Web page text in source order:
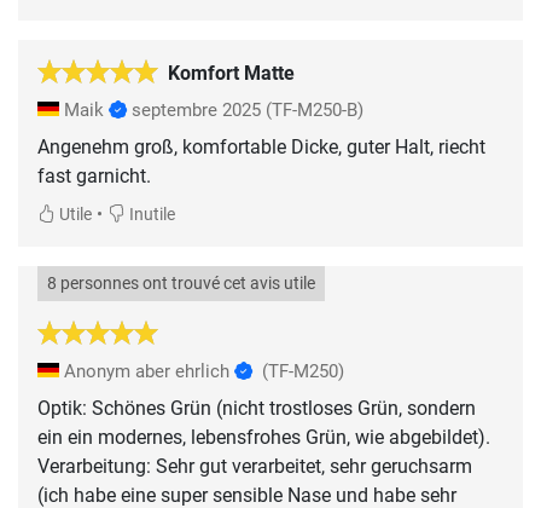
Komfort Matte
Maik septembre 2025 (TF-M250-B)
Angenehm groß, komfortable Dicke, guter Halt, riecht
fast garnicht.
Utile • Inutile
8 personnes ont trouvé cet avis utile
Anonym aber ehrlich (TF-M250)
Optik: Schönes Grün (nicht trostloses Grün, sondern
ein ein modernes, lebensfrohes Grün, wie abgebildet).
Verarbeitung: Sehr gut verarbeitet, sehr geruchsarm
(ich habe eine super sensible Nase und habe sehr